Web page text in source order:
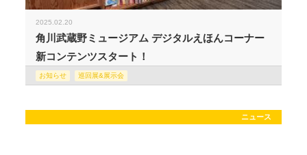
2025.02.20
角川武蔵野ミュージアム デジタルえほんコーナー
新コンテンツスタート！
お知らせ 巡回展&展示会
ニュース